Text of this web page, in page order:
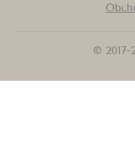
© 2017-